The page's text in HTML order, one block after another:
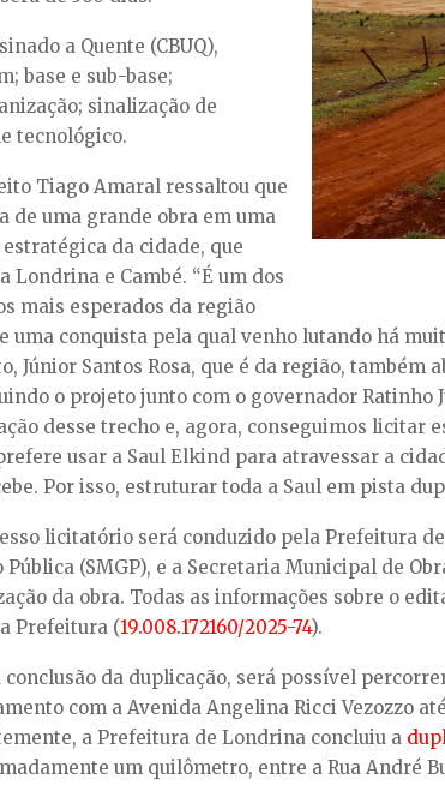
a Quente (CBUQ),
base e sub-base;
sinalização de
tecnológico.
Tiago Amaral ressaltou que
de uma grande obra em uma
da cidade, que
Londrina e Cambé. “É um dos
mais esperados da região
uma conquista pela qual venho lutando há
Júnior Santos Rosa, que é da região, também
o projeto junto com o governador Ratinho
desse trecho e, agora, conseguimos licitar
usar a Saul Elkind para atravessar a
Por isso, estruturar toda a Saul em pista
licitatório será conduzido pela Prefeitura
Pública (SMGP), e a Secretaria Municipal de
da obra. Todas as informações sobre o
Prefeitura (19.008.172160/2025-74).
conclusão da duplicação, será possível
com a Avenida Angelina Ricci Vezozzo
a Prefeitura de Londrina concluiu a
um quilômetro, entre a Rua André